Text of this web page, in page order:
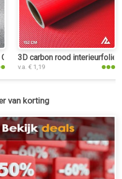
Gloss interieurfolie
3D carbon rood interieurfolie
v.a. € 1,19
van korting